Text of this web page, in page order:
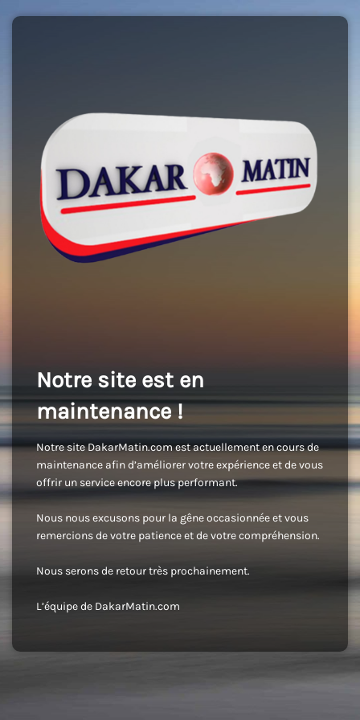
Notre site est en
maintenance !
Notre site DakarMatin.com est actuellement en cours de
maintenance afin d’améliorer votre expérience et de vous
offrir un service encore plus performant.
Nous nous excusons pour la gêne occasionnée et vous
remercions de votre patience et de votre compréhension.
Nous serons de retour très prochainement.
L’équipe de DakarMatin.com